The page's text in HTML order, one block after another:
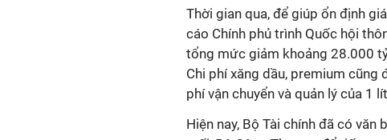
Thời gian qua, để giúp ổn định
cáo Chính phủ trình Quốc hội
tổng mức giảm khoảng 28.000
Chi phí xăng dầu, premium
phí vận chuyển và quản lý của 1
Hiện nay, Bộ Tài chính đã có